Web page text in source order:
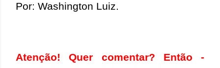
Por: Washington Luiz.
Atenção! Quer comentar? Então -